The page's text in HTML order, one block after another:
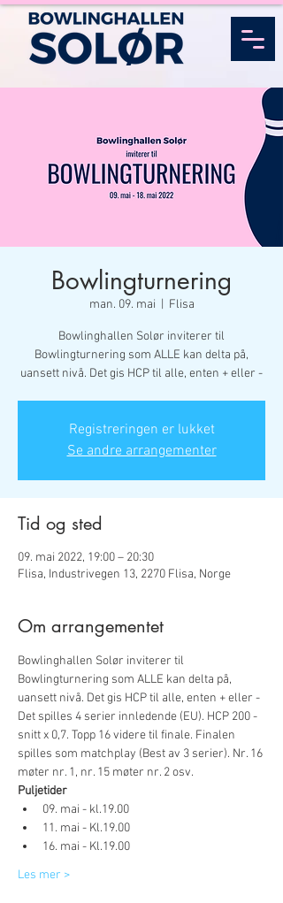
Bowlingturnering
man. 09. mai Flisa
Bowlinghallen Solør inviterer til
Bowlingturnering som ALLE kan delta på,
uansett nivå. Det gis HCP til alle, enten + eller -
Registreringen er lukket
Se andre arrangementer
Tid og sted
09. mai 2022, 19:00 – 20:30
Flisa, Industrivegen 13, 2270 Flisa, Norge
Om arrangementet
Bowlinghallen Solør inviterer til
Bowlingturnering som ALLE kan delta på,
uansett nivå. Det gis HCP til alle, enten + eller -
Det spilles 4 serier innledende (EU). HCP 200 -
snitt x 0,7. Topp 16 videre til finale. Finalen
spilles som matchplay (Best av 3 serier). Nr. 16
møter nr. 1, nr. 15 møter nr. 2 osv.
Puljetider
09. mai - kl.19.00
11. mai - Kl.19.00
16. mai - Kl.19.00
Les mer >